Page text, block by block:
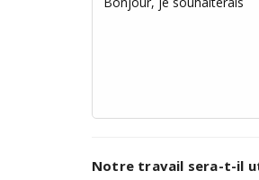
Notre travail sera-t-il